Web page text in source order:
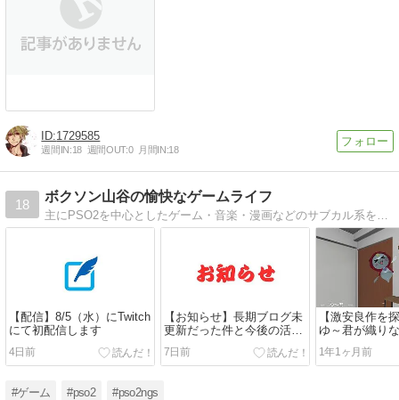
1729585
週間IN:18 週間OUT:0 月間IN:18
18
ボクソン山谷の愉快なゲームライフ
主にPSO2を中心としたゲーム・音楽・漫画などのサブカル系を情報・感想を徒然と書いていくサイト
【配信】8/5（水）にTwitch
にて初配信します
4日前
【お知らせ】長期ブログ未
更新だった件と今後の活動
について
7日前
【激安良作を
ゆ～君が織り
ークコメディ
怖の採点』【
1年1ヶ月前
#ゲーム #pso2 #pso2ngs